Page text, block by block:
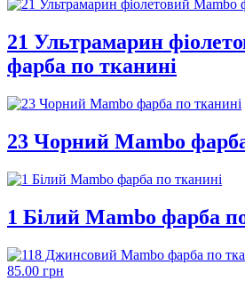
21 Ультрамарин
фарба по тканині
23 Чорний Mambo
1 Білий Mambo фарба
85.00 грн